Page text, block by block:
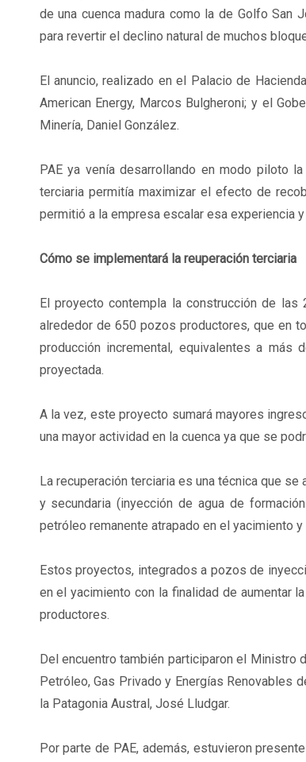
de una cuenca madura como la de Golfo San
para revertir el declino natural de muchos
El anuncio, realizado en el Palacio de
American Energy, Marcos Bulgheroni; y el
Minería, Daniel González.
PAE ya venía desarrollando en modo piloto
terciaria permitía maximizar el efecto de
permitió a la empresa escalar esa experiencia
Cómo se implementará la reuperación terciaria
El proyecto contempla la construcción de
alrededor de 650 pozos productores, que en
producción incremental, equivalentes a
proyectada.
A la vez, este proyecto sumará mayores
una mayor actividad en la cuenca ya que se
La recuperación terciaria es una técnica que
y secundaria (inyección de agua de
petróleo remanente atrapado en el yacimiento
Estos proyectos, integrados a pozos de
en el yacimiento con la finalidad de aumentar
productores.
Del encuentro también participaron el Ministro
Petróleo, Gas Privado y Energías Renovables
la Patagonia Austral, José Lludgar.
Por parte de PAE, además, estuvieron